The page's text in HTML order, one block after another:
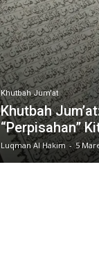
Khutbah Jum'at
Khutbah
“Perpisahan”
Luqman Al Hakim - 5